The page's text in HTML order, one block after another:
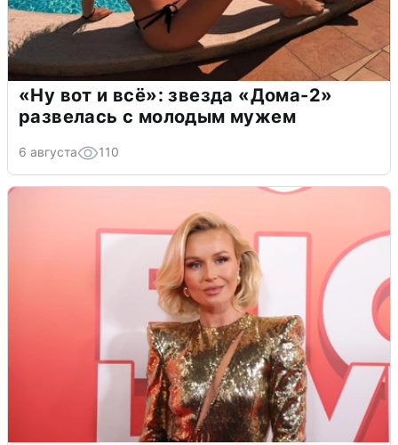
«Ну вот и всё»: звезда «Дома-2»
развелась с молодым мужем
6 августа 110